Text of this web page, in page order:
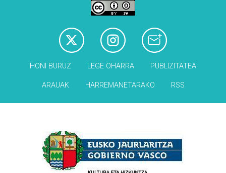
HONI BURUZ LEGE OHARRA PUBLIZITATEA
ARAUAK HARREMANETARAKO RSS